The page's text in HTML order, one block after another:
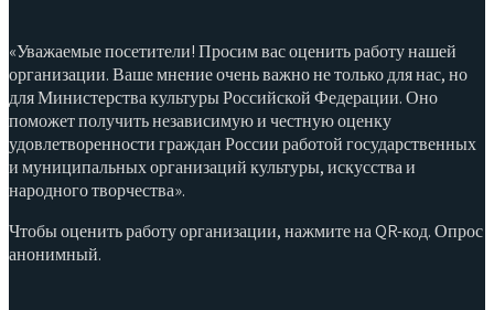
«Уважаемые посетители! Просим вас оценить работу нашей
организации. Ваше мнение очень важно не только для нас, но
для Министерства культуры Российской Федерации. Оно
поможет получить независимую и честную оценку
удовлетворенности граждан России работой государственных
и муниципальных организаций культуры, искусства и
народного творчества».
Чтобы оценить работу организации, нажмите на QR-код. Опрос
анонимный.